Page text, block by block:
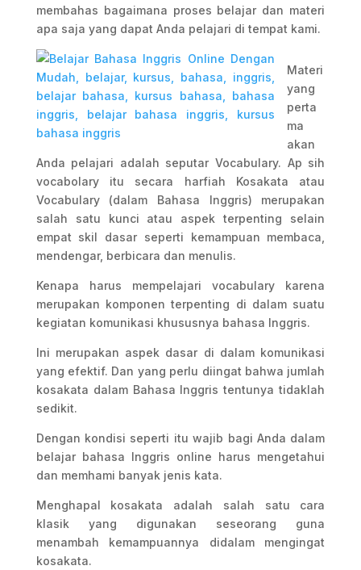
membahas bagaimana proses belajar dan materi
apa saja yang dapat Anda pelajari di tempat kami.
Materi
yang
perta
ma
akan
Anda pelajari adalah seputar Vocabulary. Ap sih
vocabolary itu secara harfiah Kosakata atau
Vocabulary (dalam Bahasa Inggris) merupakan
salah satu kunci atau aspek terpenting selain
empat skil dasar seperti kemampuan membaca,
mendengar, berbicara dan menulis.
Kenapa harus mempelajari vocabulary karena
merupakan komponen terpenting di dalam suatu
kegiatan komunikasi khususnya bahasa Inggris.
Ini merupakan aspek dasar di dalam komunikasi
yang efektif. Dan yang perlu diingat bahwa jumlah
kosakata dalam Bahasa Inggris tentunya tidaklah
sedikit.
Dengan kondisi seperti itu wajib bagi Anda dalam
belajar bahasa Inggris online harus mengetahui
dan memhami banyak jenis kata.
Menghapal kosakata adalah salah satu cara
klasik yang digunakan seseorang guna
menambah kemampuannya didalam mengingat
kosakata.